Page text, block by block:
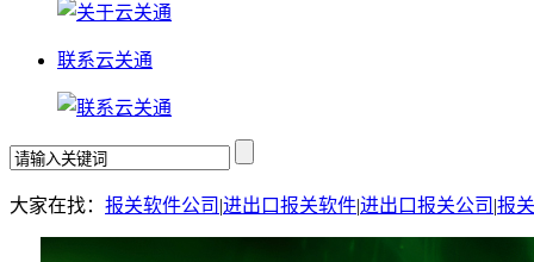
联系云关通
大家在找： 报关软件公司 |进出口报关软件|进出口报关公司 |报